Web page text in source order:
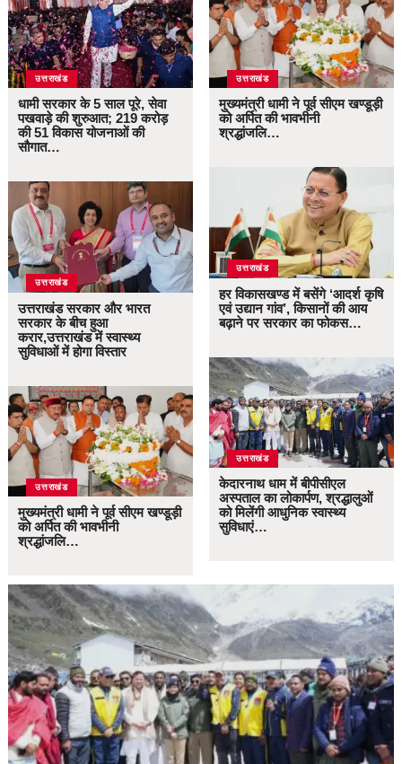
उत्तराखंड
धामी सरकार के 5 साल पूरे, सेवा
पखवाड़े की शुरुआत; 219 करोड़
की 51 विकास योजनाओं की
सौगात…
उत्तराखंड
उत्तराखंड सरकार और भारत
सरकार के बीच हुआ
करार,उत्तराखंड में स्वास्थ्य
सुविधाओं में होगा विस्तार
उत्तराखंड
मुख्यमंत्री धामी ने पूर्व सीएम खण्डूड़ी
को अर्पित की भावभीनी
श्रद्धांजलि…
उत्तराखंड
मुख्यमंत्री धामी ने पूर्व सीएम खण्डूड़ी
को अर्पित की भावभीनी
श्रद्धांजलि…
उत्तराखंड
हर विकासखण्ड में बसेंगे ‘आदर्श कृषि
एवं उद्यान गांव’, किसानों की आय
बढ़ाने पर सरकार का फोकस…
उत्तराखंड
केदारनाथ धाम में बीपीसीएल
अस्पताल का लोकार्पण, श्रद्धालुओं
को मिलेंगी आधुनिक स्वास्थ्य
सुविधाएं…